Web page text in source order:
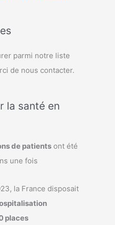
parmi notre liste
de nous contacter.
la santé en
de patients ont été
une fois
la France disposait
places